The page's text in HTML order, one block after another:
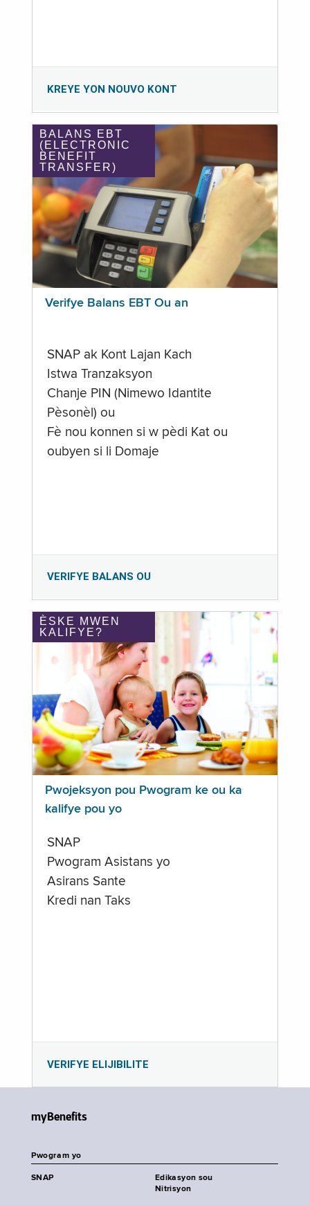
KREYE YON NOUVO KONT
BALANS EBT
(ELECTRONIC
BENEFIT
TRANSFER)
Verifye Balans EBT Ou an
SNAP ak Kont Lajan Kach
Istwa Tranzaksyon
Chanje PIN (Nimewo Idantite
Pèsonèl) ou
Fè nou konnen si w pèdi Kat ou
oubyen si li Domaje
VERIFYE BALANS OU
ÈSKE MWEN
KALIFYE?
Pwojeksyon pou Pwogram ke ou ka
kalifye pou yo
SNAP
Pwogram Asistans yo
Asirans Sante
Kredi nan Taks
VERIFYE ELIJIBILITE
myBenefits
Pwogram yo
SNAP
Edikasyon sou
Nitrisyon